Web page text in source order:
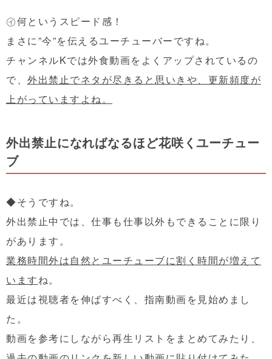
㋑何というスピード感！
まさに”今”を伝えるユーチューバーですね。
チャンネルKでは外食動画をよくアップされているの
で、 外出禁止でネタが尽きると思いきや、更新頻度が
上がっていますよね。
外出禁止になればなるほど花咲くユーチュー
ブ
◆そうですね。
外出禁止中では、仕事も仕事以外もできることに限り
があります。
業務時間外は自然とユーチューブに割く時間が増えて
いますね。
最近は視聴者を伸ばすべく、指南動画を見始めまし
た。
動画を参考にしながら再生リストをまとめてみたり、